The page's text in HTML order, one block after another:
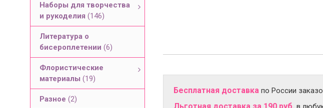
Наборы для творчества
и рукоделия (146)
Литература о
бисероплетении (6)
Флористические
материалы (19)
Разное (2)
Бесплатная доставка по России
Льготная доставка за 190 руб.